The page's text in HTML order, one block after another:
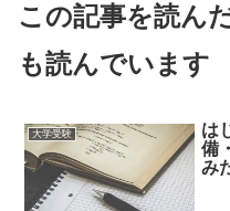
この記事を読ん
も読んでいます
大学受験
は
備
み